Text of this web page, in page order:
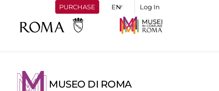
PURCHASE Log In
MUSEO DI ROMA